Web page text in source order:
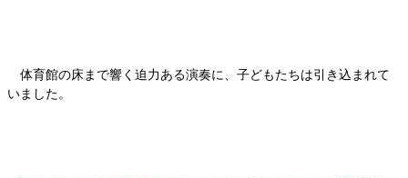
体育館の床まで響く迫力ある演奏に、子どもたちは引き込まれて
いました。